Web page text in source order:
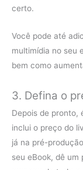
certo.
Você pode até
multimídia no seu
bem como
3. Defina o
Depois de pronto,
inclui o preço do
já na pré-
seu eBook, dê um